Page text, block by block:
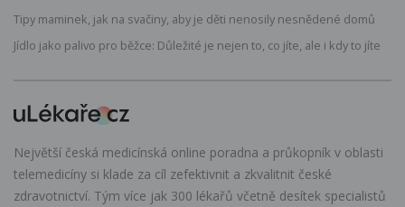
Tipy maminek, jak na svačiny, aby je děti nenosily nesnědené domů
Jídlo jako palivo pro běžce: Důležité je nejen to, co jíte, ale i kdy to jíte
Největší česká medicínská online poradna a průkopník v oblasti
telemedicíny si klade za cíl zefektivnit a zkvalitnit české
zdravotnictví. Tým více jak 300 lékařů včetně desítek specialistů